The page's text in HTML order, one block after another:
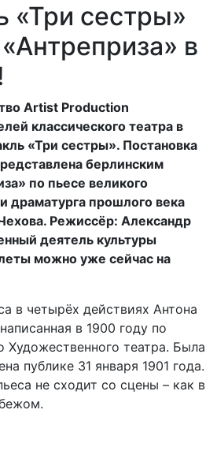
«Три сестры»
в
Artist Production
классического театра в
«Три сестры». Постановка
берлинским
по пьесе великого
драматурга прошлого века
Режиссёр: Александр
деятель культуры
можно уже сейчас на
в четырёх действиях Антона
в 1900 году по
Художественного театра. Была
публике 31 января 1901 года.
не сходит со сцены – как в